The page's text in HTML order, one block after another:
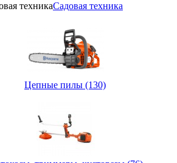
техникаСадовая техника
Цепные пилы (130)